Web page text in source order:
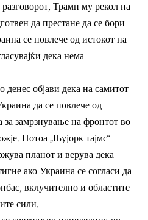
Трамп му рекол на
да престане да се бори
се повлече од истокот на
дека нема
денес објави дека на самитот
да се повлече од
замрзнување на фронтот во
Потоа „Њујорк тајмс“
планот и верува дека
ако Украина се согласи да
вклучително и областите
сили.